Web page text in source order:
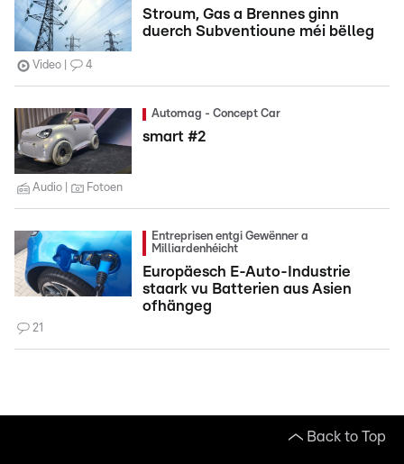
Stroum, Gas a Brennes ginn
duerch Subventioune méi bëlleg
Video 4
Automag - Concept Car
smart #2
Audio Fotoen
Entreprisen entgi Gewënner a
Milliardenhéicht
Europäesch E-Auto-Industrie
staark vu Batterien aus Asien
ofhängeg
21
Back to Top